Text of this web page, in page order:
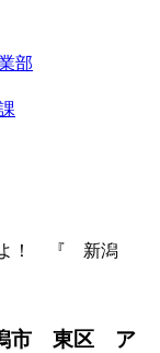
部
よ！ 『 新潟
市 東区 ア